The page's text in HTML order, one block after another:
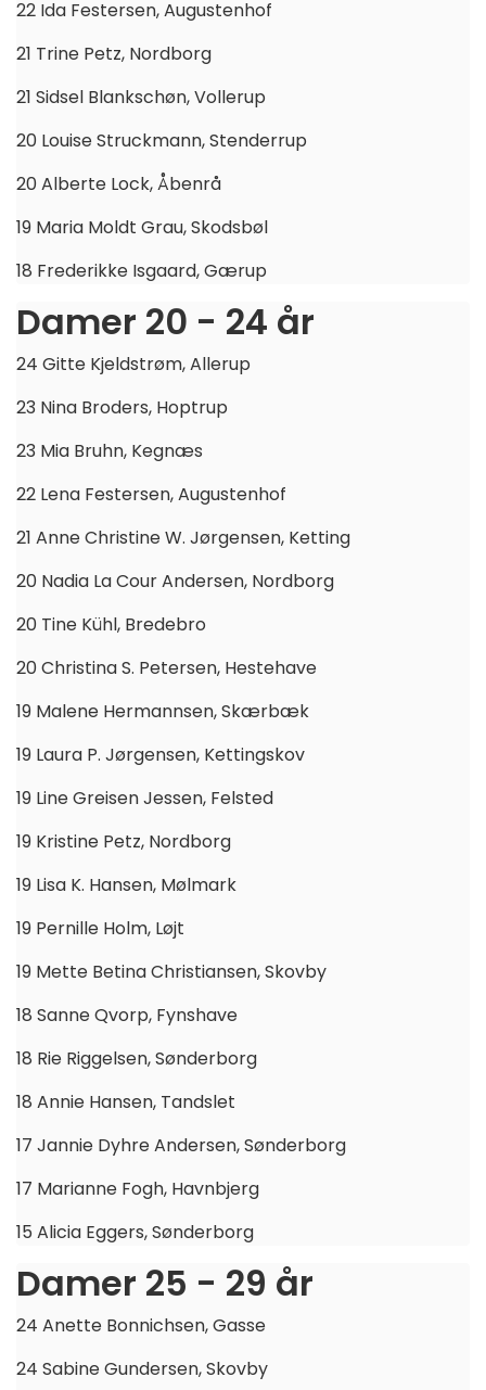
22 Ida Festersen, Augustenhof
21 Trine Petz, Nordborg
21 Sidsel Blankschøn, Vollerup
20 Louise Struckmann, Stenderrup
20 Alberte Lock, Åbenrå
19 Maria Moldt Grau, Skodsbøl
18 Frederikke Isgaard, Gærup
Damer 20 - 24 år
24 Gitte Kjeldstrøm, Allerup
23 Nina Broders, Hoptrup
23 Mia Bruhn, Kegnæs
22 Lena Festersen, Augustenhof
21 Anne Christine W. Jørgensen, Ketting
20 Nadia La Cour Andersen, Nordborg
20 Tine Kühl, Bredebro
20 Christina S. Petersen, Hestehave
19 Malene Hermannsen, Skærbæk
19 Laura P. Jørgensen, Kettingskov
19 Line Greisen Jessen, Felsted
19 Kristine Petz, Nordborg
19 Lisa K. Hansen, Mølmark
19 Pernille Holm, Løjt
19 Mette Betina Christiansen, Skovby
18 Sanne Qvorp, Fynshave
18 Rie Riggelsen, Sønderborg
18 Annie Hansen, Tandslet
17 Jannie Dyhre Andersen, Sønderborg
17 Marianne Fogh, Havnbjerg
15 Alicia Eggers, Sønderborg
Damer 25 - 29 år
24 Anette Bonnichsen, Gasse
24 Sabine Gundersen, Skovby